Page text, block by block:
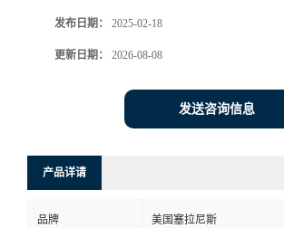
发布日期： 2025-02-18
更新日期： 2026-08-08
发送咨询信息
产品详请
品牌 美国塞拉尼斯